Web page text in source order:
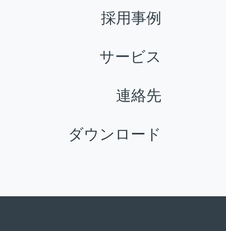
採用事例
サービス
連絡先
ダウンロード